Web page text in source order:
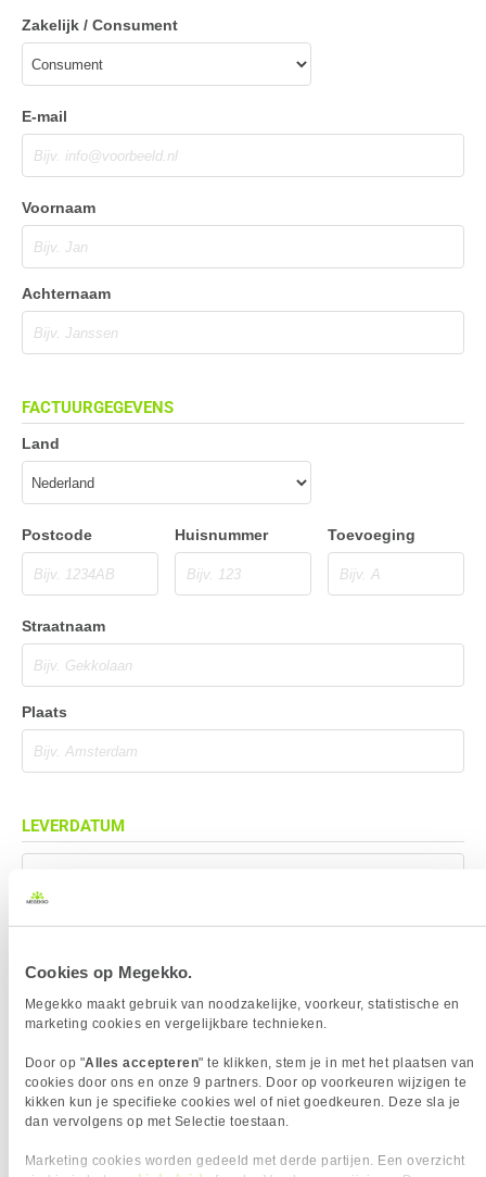
Cookies op Megekko.
Megekko maakt gebruik van noodzakelijke, voorkeur, statistische en
marketing cookies en vergelijkbare technieken.
Door op "Alles accepteren" te klikken, stem je in met het plaatsen van
cookies door ons en onze 9 partners. Door op voorkeuren wijzigen te
kikken kun je specifieke cookies wel of niet goedkeuren. Deze sla je
dan vervolgens op met Selectie toestaan.
Marketing cookies worden gedeeld met derde partijen. Een overzicht
Zakelijk / Consument
E-mail
Voornaam
Achternaam
FACTUURGEGEVENS
Land
Postcode Huisnummer Toevoeging
Straatnaam
Plaats
LEVERDATUM
Bezorgadres is gelijk aan factuuradres
Bezorging op alternatief adres
Afhalen op PostNL afhaalpunt
Afhalen in Megekko Shop te Breda